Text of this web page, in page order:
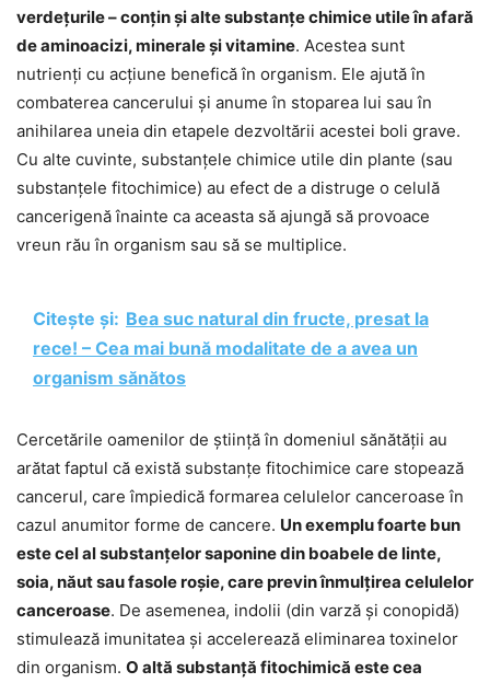
verdețurile – conțin și alte substanțe chimice utile în afară
de aminoacizi, minerale și vitamine. Acestea sunt
nutrienți cu acțiune benefică în organism. Ele ajută în
combaterea cancerului și anume în stoparea lui sau în
anihilarea uneia din etapele dezvoltării acestei boli grave.
Cu alte cuvinte, substanțele chimice utile din plante (sau
substanțele fitochimice) au efect de a distruge o celulă
cancerigenă înainte ca aceasta să ajungă să provoace
vreun rău în organism sau să se multiplice.
Citește și: Bea suc natural din fructe, presat la
rece! – Cea mai bună modalitate de a avea un
organism sănătos
Cercetările oamenilor de știință în domeniul sănătății au
arătat faptul că există substanțe fitochimice care stopează
cancerul, care împiedică formarea celulelor canceroase în
cazul anumitor forme de cancere. Un exemplu foarte bun
este cel al substanțelor saponine din boabele de linte,
soia, năut sau fasole roșie, care previn înmulțirea celulelor
canceroase. De asemenea, indolii (din varză și conopidă)
stimulează imunitatea și accelerează eliminarea toxinelor
din organism. O altă substanță fitochimică este cea